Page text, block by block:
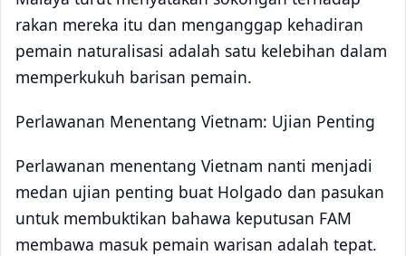
rakan mereka itu dan menganggap kehadiran
pemain naturalisasi adalah satu kelebihan dalam
memperkukuh barisan pemain.
Perlawanan Menentang Vietnam: Ujian Penting
Perlawanan menentang Vietnam nanti menjadi
medan ujian penting buat Holgado dan pasukan
untuk membuktikan bahawa keputusan FAM
membawa masuk pemain warisan adalah tepat.